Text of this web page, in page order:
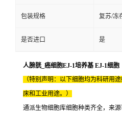
包装规格 复苏/冻
是否进口 是
人膀胱_癌细胞EJ-1培养基 EJ-1细胞
（特别声明：以下细胞均为科研用
床和工业用途。）
通派生物细胞库细胞种类齐全，来